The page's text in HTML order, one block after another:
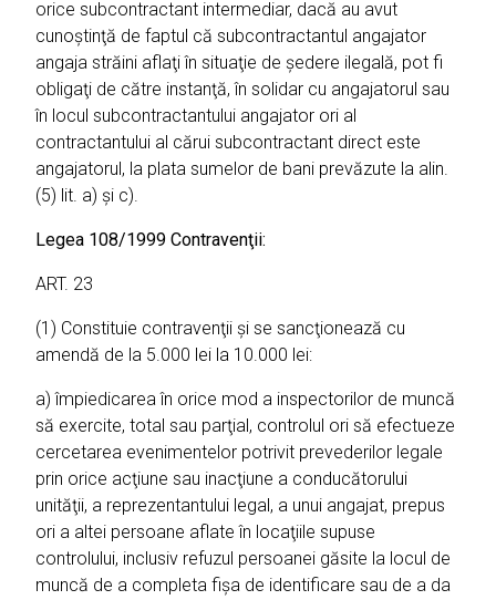
orice subcontractant intermediar, dacă au avut
cunoştinţă de faptul că subcontractantul angajator
angaja străini aflaţi în situaţie de şedere ilegală, pot fi
obligaţi de către instanţă, în solidar cu angajatorul sau
în locul subcontractantului angajator ori al
contractantului al cărui subcontractant direct este
angajatorul, la plata sumelor de bani prevăzute la alin.
(5) lit. a) şi c).
Legea 108/1999 Contravenţii:
ART. 23
(1) Constituie contravenţii şi se sancţionează cu
amendă de la 5.000 lei la 10.000 lei:
a) împiedicarea în orice mod a inspectorilor de muncă
să exercite, total sau parţial, controlul ori să efectueze
cercetarea evenimentelor potrivit prevederilor legale
prin orice acţiune sau inacţiune a conducătorului
unităţii, a reprezentantului legal, a unui angajat, prepus
ori a altei persoane aflate în locaţiile supuse
controlului, inclusiv refuzul persoanei găsite la locul de
muncă de a completa fişa de identificare sau de a da